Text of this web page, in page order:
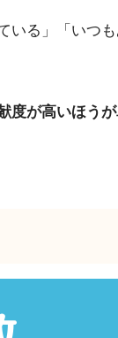
いる」「いつ
度が高いほう